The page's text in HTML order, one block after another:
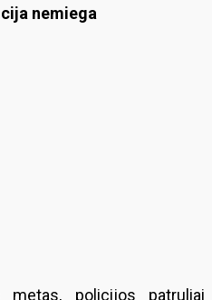
nemiega
policijos patruliai